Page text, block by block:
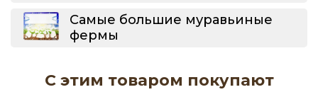
Самые большие муравьиные
фермы
С этим товаром покупают